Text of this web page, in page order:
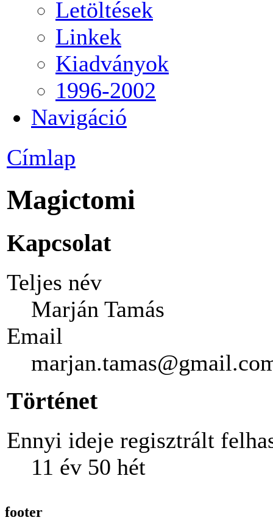
Letöltések
Linkek
Kiadványok
1996-2002
Navigáció
Címlap
Magictomi
Kapcsolat
Teljes név
Marján Tamás
Email
Történet
Ennyi ideje regisztrált
11 év 50 hét
footer